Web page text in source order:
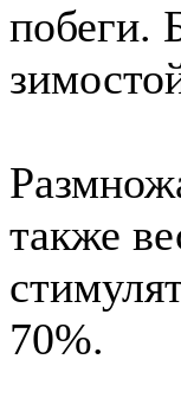
побеги.
также
70%.